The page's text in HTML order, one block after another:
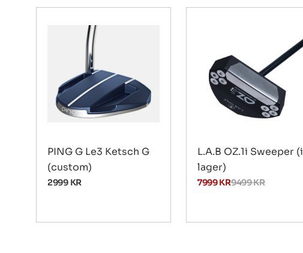
PING G Le3 Ketsch G
(custom)
2999 KR
L.A.B OZ.1i Sweeper (i
lager)
9499KR
7999KR